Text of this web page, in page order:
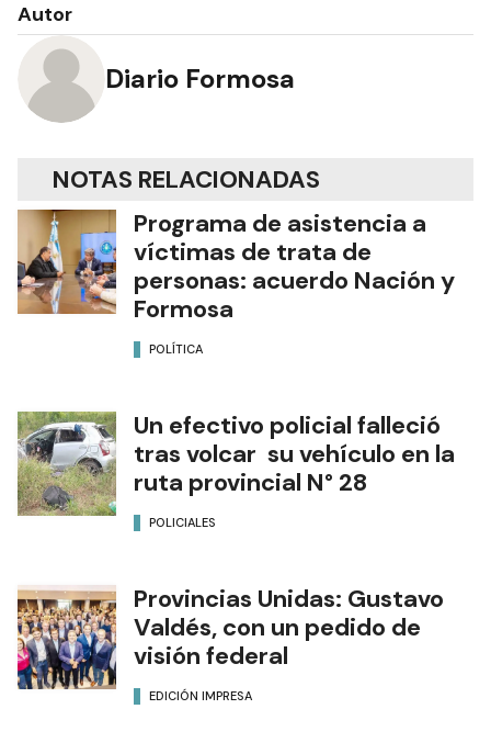
Autor
Diario Formosa
NOTAS RELACIONADAS
Programa de asistencia a
víctimas de trata de
personas: acuerdo Nación y
Formosa
POLÍTICA
Un efectivo policial falleció
tras volcar su vehículo en la
ruta provincial N° 28
POLICIALES
Provincias Unidas: Gustavo
Valdés, con un pedido de
visión federal
EDICIÓN IMPRESA